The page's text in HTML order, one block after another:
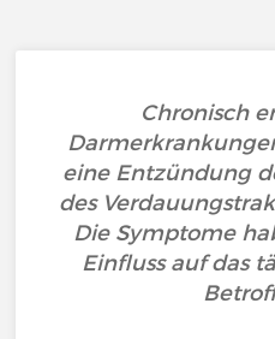
Chronisch
eine Entzündung
des
Die Symptome
Einfluss auf das